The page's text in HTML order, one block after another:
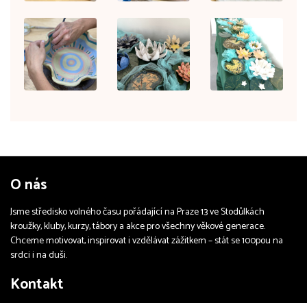
O nás
Jsme středisko volného času pořádající na Praze 13 ve Stodůlkách
kroužky, kluby, kurzy, tábory a akce pro všechny věkové generace.
Chceme motivovat, inspirovat i vzdělávat zážitkem – stát se 100pou na
srdci i na duši.
Kontakt